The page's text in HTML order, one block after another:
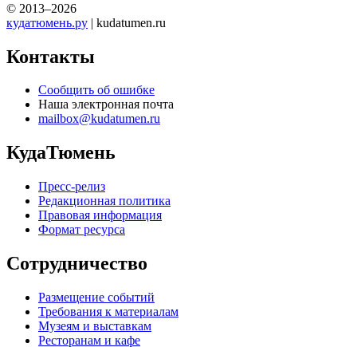
© 2013–2026
кудатюмень.ру | kudatumen.ru
Контакты
Сообщить об ошибке
Наша электронная почта
mailbox@kudatumen.ru
КудаТюмень
Пресс-релиз
Редакционная политика
Правовая информация
Формат ресурса
Сотрудничество
Размещение событий
Требования к материалам
Музеям и выставкам
Ресторанам и кафе